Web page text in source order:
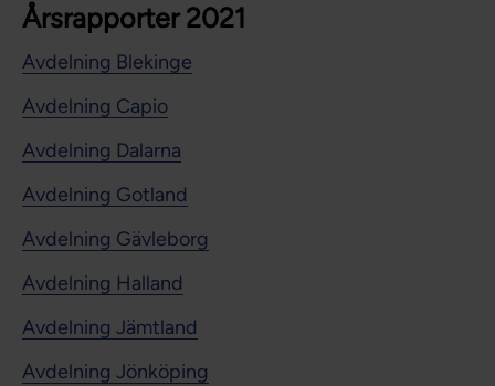
Årsrapporter 2021
Avdelning Blekinge
Avdelning Capio
Avdelning Dalarna
Avdelning Gotland
Avdelning Gävleborg
Avdelning Halland
Avdelning Jämtland
Avdelning Jönköping